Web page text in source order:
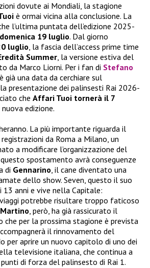
dovute ai Mondiali, la stagione
è ormai vicina alla conclusione. La
l’ultima puntata dell’edizione 2025-
domenica 19 luglio. Dal giorno
luglio, la fascia dell’access prime time
Summer, la versione estiva del
da Marco Liorni. Per i fan di Stefano
già una data da cerchiare sul
presentazione dei palinsesti Rai 2026-
che Affari Tuoi tornerà il 7
edizione.
La più importante riguarda il
da Roma a Milano, un
a modificare l’organizzazione del
spostamento avrà conseguenze
di Gennarino, il cane diventato una
dello show. Seven, questo il suo
13 anni e vive nella Capitale:
potrebbe risultare troppo faticoso
, però, ha già rassicurato il
che per la prossima stagione è prevista
il rinnovamento del
per aprire un nuovo capitolo di uno dei
televisione italiana, che continua a
di forza del palinsesto di Rai 1.